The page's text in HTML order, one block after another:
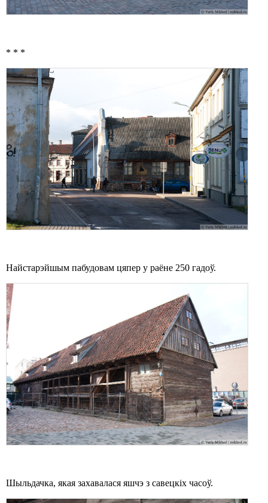
* * *
Найстарэйшым пабудовам цяпер у раёне 250 гадоў.
Шыльдачка, якая захавалася яшчэ з савецкіх часоў.